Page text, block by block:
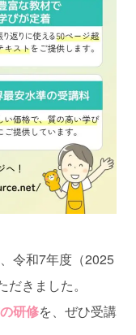
令和7年度（2025
きました。
研修を、ぜひ受講